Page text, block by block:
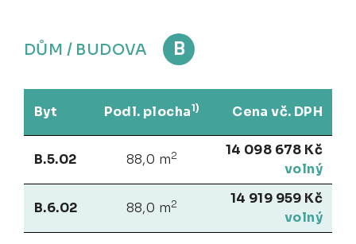
DŮM / BUDOVA B
Byt Podl. plocha1) Cena vč. DPH
B.5.02 88,0 m2
14 098 678 Kč
volný
B.6.02 88,0 m2
14 919 959 Kč
volný